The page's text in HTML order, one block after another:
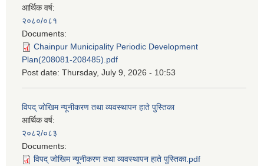
आर्थिक वर्ष:
२०८०/०८१
Documents:
Chainpur Municipality Periodic Development
Plan(208081-208485).pdf
Post date: Thursday, July 9, 2026 - 10:53
विपद् जोखिम न्यूनीकरण तथा व्यवस्थापन हाते पुस्तिका
आर्थिक वर्ष:
२०८२/०८३
Documents:
विपद् जोखिम न्यूनीकरण तथा व्यवस्थापन हाते पुस्तिका.pdf